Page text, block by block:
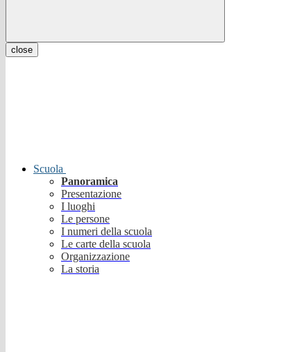
close
Scuola
Panoramica
Presentazione
I luoghi
Le persone
I numeri della scuola
Le carte della scuola
Organizzazione
La storia